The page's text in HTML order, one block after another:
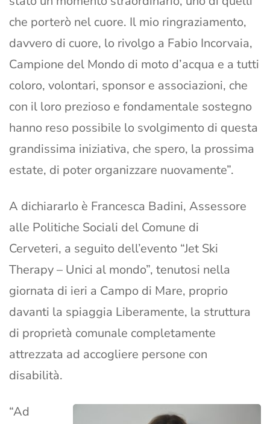
che porterò nel cuore. Il mio ringraziamento,
davvero di cuore, lo rivolgo a Fabio Incorvaia,
Campione del Mondo di moto d’acqua e a tutti
coloro, volontari, sponsor e associazioni, che
con il loro prezioso e fondamentale sostegno
hanno reso possibile lo svolgimento di questa
grandissima iniziativa, che spero, la prossima
estate, di poter organizzare nuovamente”.
A dichiararlo è Francesca Badini, Assessore
alle Politiche Sociali del Comune di
Cerveteri, a seguito dell’evento “Jet Ski
Therapy – Unici al mondo”, tenutosi nella
giornata di ieri a Campo di Mare, proprio
davanti la spiaggia Liberamente, la struttura
di proprietà comunale completamente
attrezzata ad accogliere persone con
disabilità.
“Ad